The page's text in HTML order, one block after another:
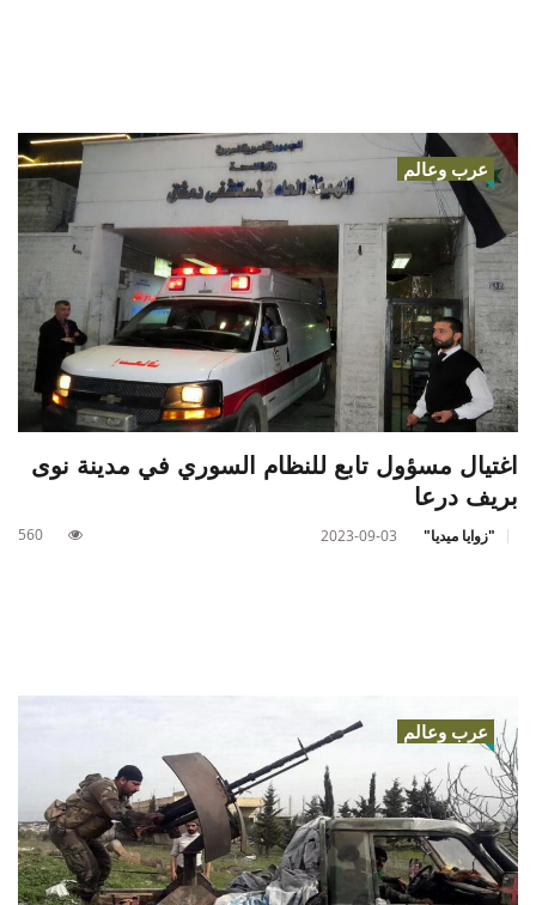
عرب وعالم
اغتيال مسؤول تابع للنظام السوري في مدينة نوى
بريف درعا
"زوايا ميديا" 2023-09-03
560
عرب وعالم